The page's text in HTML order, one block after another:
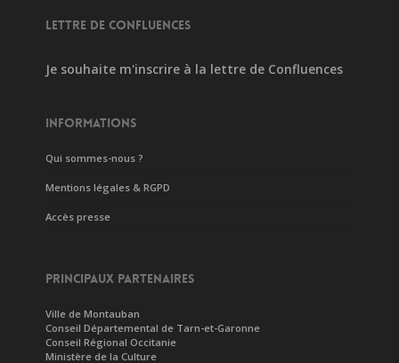
LETTRE DE CONFLUENCES
Je souhaite m'inscrire à la lettre de Confluences
INFORMATIONS
Qui sommes-nous ?
Mentions légales & RGPD
Accès presse
PRINCIPAUX PARTENAIRES
Ville de Montauban
Conseil Départemental de Tarn-et-Garonne
Conseil Régional Occitanie
Ministère de la Culture